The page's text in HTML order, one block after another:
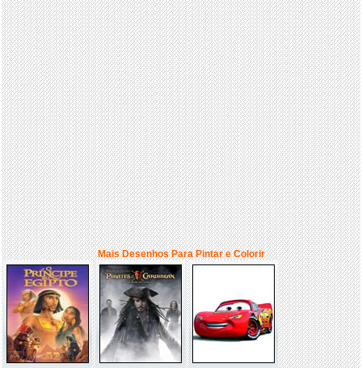
Mais Desenhos Para Pintar e Colorir